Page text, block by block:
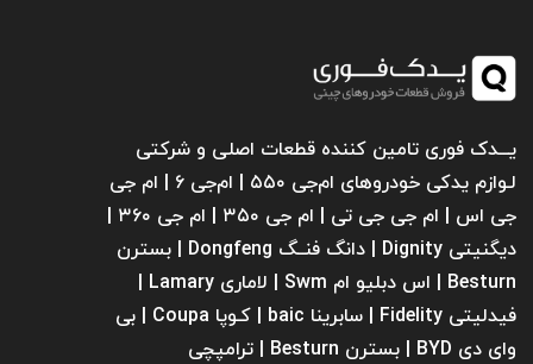
یـــدک فوری تامین کننده قطعات اصلی و شرکتی
لـوازم یدکی خودروهای ام‌جی ۵۵۰ | ام‌جی ۶ | ام جی
دیگنیتی Dignity | دانگ فنــگ Dongfeng | بسترن
فیدلیتی Fidelity | سابرینا ‌baic | کـوپا Coupa | بی
وای دی BYD | بسترن Besturn | ترامپچی